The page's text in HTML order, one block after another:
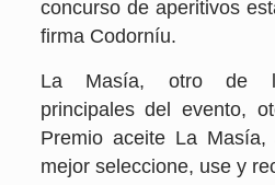
concurso de aperitivos
firma Codorníu.
La Masía, otro de
principales del evento,
Premio aceite La Masía,
mejor seleccione, use y